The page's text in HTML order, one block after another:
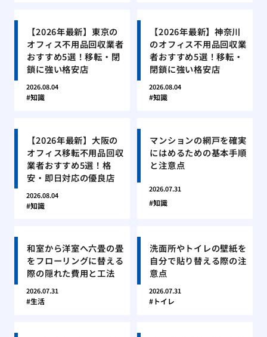
【2026年最新】東京の
オフィス不用品回収業者
おすすめ5選！移転・閉
鎖に強い格安店
2026.08.04
知識
【2026年最新】神奈川
のオフィス不用品回収業
者おすすめ5選！移転・
閉鎖に強い格安店
2026.08.04
知識
【2026年最新】大阪の
オフィス移転不用品回収
業者おすすめ5選！格
安・即日対応の優良店
2026.08.04
知識
マンションの網戸を確実
にはめるための基本手順
と注意点
2026.07.31
知識
和室から洋室へ六畳の畳
をフローリングに替える
際の隠れた費用と工法
2026.07.31
生活
洗面所やトイレの壁紙を
自分で貼り替える際の注
意点
2026.07.31
トイレ